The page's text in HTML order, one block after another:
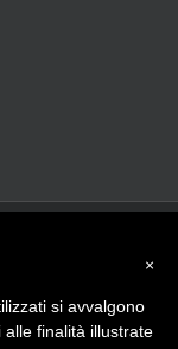
sia in Italia che
×
si avvalgono
finalità illustrate